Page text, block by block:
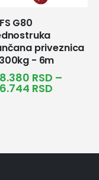
G80
priveznica
- 6m
RSD –
RSD